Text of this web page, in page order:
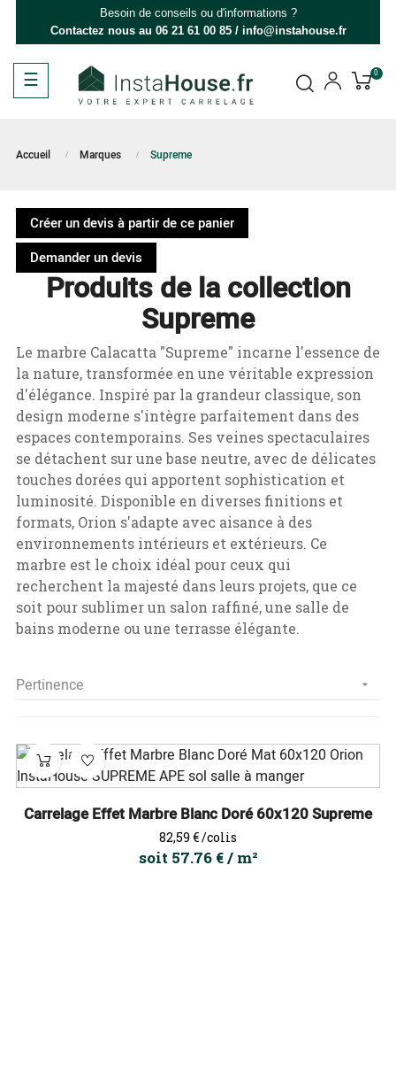
Besoin de conseils ou d'informations ?
Contactez nous au 06 21 61 00 85/ info@instahouse.fr
Basculer
la
☰ 0
Accueil Marques Supreme
Créer un devis à partir de ce panier
Demander un devis
Produits de la collection
Supreme
Le marbre Calacatta "Supreme" incarne l'essence de
la nature, transformée en une véritable expression
d'élégance. Inspiré par la grandeur classique, son
design moderne s'intègre parfaitement dans des
espaces contemporains. Ses veines spectaculaires
se détachent sur une base neutre, avec de délicates
touches dorées qui apportent sophistication et
luminosité. Disponible en diverses finitions et
formats, Orion s'adapte avec aisance à des
environnements intérieurs et extérieurs. Ce
marbre est le choix idéal pour ceux qui
recherchent la majesté dans leurs projets, que ce
soit pour sublimer un salon raffiné, une salle de
bains moderne ou une terrasse élégante.
Pertinence 
Carrelage Effet Marbre Blanc Doré 60x120 Supreme
Prix
82,59 €/colis
soit 57.76 € / m²